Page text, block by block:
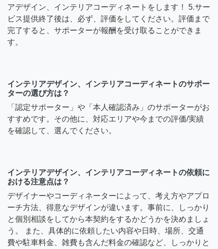
アデザイン、インテリアコーディネートをします！ 5.サー
ビス提供終了後は、必ず、評価をしてください。評価まで
完了すると、サポーターが報酬を受け取ることができま
す。
インテリアデザイン、インテリアコーディネートのサポー
ターの選び方は？
「認定サポーター」や「本人確認済み」のサポーターがお
すすめです。その他に、対応エリアや今までの評価/実績
を確認して、選んでください。
インテリアデザイン、インテリアコーディネートの依頼に
おける注意点は？
デザイナーやコーディネーターによって、考え方やアプロ
ーチ方法、得意なデザインが違います。事前に、しっかり
と個別相談をしてから本契約をするかどうかを決めましょ
う。 また、具体的に依頼したい内容や日時、場所、交通
費や駐車料金、雑費も含んだ料金の確認など、しっかりと